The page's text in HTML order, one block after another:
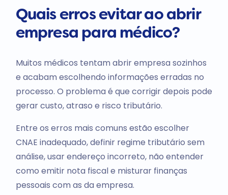
Quais erros evitar ao abrir
empresa para médico?
Muitos médicos tentam abrir empresa sozinhos
e acabam escolhendo informações erradas no
processo. O problema é que corrigir depois pode
gerar custo, atraso e risco tributário.
Entre os erros mais comuns estão escolher
CNAE inadequado, definir regime tributário sem
análise, usar endereço incorreto, não entender
como emitir nota fiscal e misturar finanças
pessoais com as da empresa.